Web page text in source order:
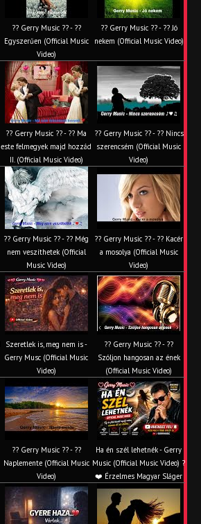
?? Gerry Music ?? - ??
Egyszerűen (Official Music
Video)
?? Gerry Music ?? - ?? Jó
nekem (Official Music Video)
?? Gerry Music ?? - ?? Ma
este felmegyek majd hozzád
II. (Official Music Video)
?? Gerry Music ?? - ?? Nincs
szerencsém (Official Music
Video)
?? Gerry Music ?? - ?? Még
nem veszíthetek (Official
Music Video)
?? Gerry Music ?? - ?? Kacér
a mosolya (Official Music
Video)
Szeretlek is, meg nem is -
Gerry Musc (Official Music
Video)
?? Gerry Music ?? - ??
Szóljon hangosan az ének
(Official Music Video)
?? Gerry Music ?? - ??
Naplemente (Official Music
Video)
Ha én szél lehetnék - Gerry
Music (Official Music Video) ?️
❤️ Érzelmes Magyar Sláger